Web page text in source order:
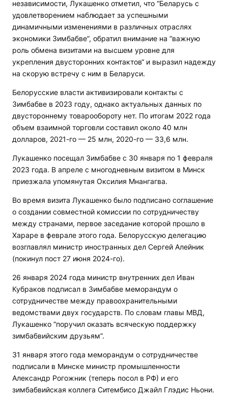
независимости, Лукашенко отметил, что “Беларусь с
удовлетворением наблюдает за успешными
динамичными изменениями в различных отраслях
экономики Зимбабве”, обратил внимание на “важную
роль обмена визитами на высшем уровне для
укрепления двусторонних контактов“ и выразил надежду
на скорую встречу с ним в Беларуси.
Белорусские власти активизировали контакты с
Зимбабве в 2023 году, однако актуальных данных по
двустороннему товарообороту нет. По итогам 2022 года
объем взаимной торговли составил около 40 млн
долларов, 2021-го — 25 млн, 2020-го — 33,6 млн.
Лукашенко посещал Зимбабве с 30 января по 1 февраля
2023 года. В апреле с многодневным визитом в Минск
приезжала упомянутая Оксилия Мнангагва.
Во время визита Лукашенко было подписано соглашение
о создании совместной комиссии по сотрудничеству
между странами, первое заседание которой прошло в
Хараре в феврале этого года. Белорусскую делегацию
возглавлял министр иностранных дел Сергей Алейник
(покинул пост 27 июня 2024-го).
26 января 2024 года министр внутренних дел Иван
Кубраков подписал в Зимбабве меморандум о
сотрудничестве между правоохранительными
ведомствами двух государств. По словам главы МВД,
Лукашенко “поручил оказать всяческую поддержку
зимбабвийским друзьям”.
31 января этого года меморандум о сотрудничестве
подписали в Минске министр промышленности
Александр Рогожник (теперь посол в РФ) и его
зимбабвийская коллега Ситембисо Джайл Глэдис Ньони.